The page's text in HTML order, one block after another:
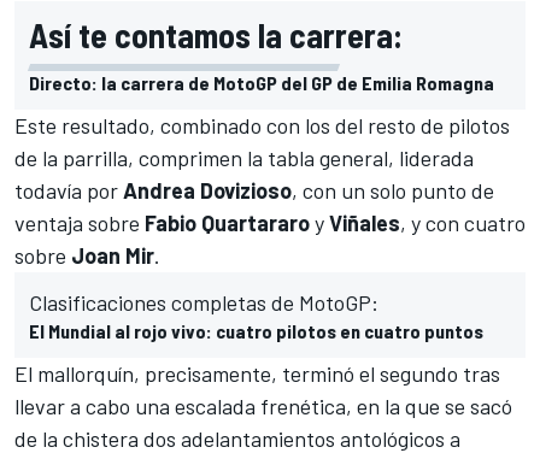
Así te contamos la carrera:
Directo: la carrera de MotoGP del GP de Emilia Romagna
Este resultado, combinado con los del resto de pilotos
de la parrilla, comprimen la tabla general, liderada
todavía porAndrea Dovizioso, con un solo punto de
ventaja sobre Fabio QuartararoyViñales, y con cuatro
sobre Joan Mir.
Clasificaciones completas de MotoGP:
El Mundial al rojo vivo: cuatro pilotos en cuatro puntos
El mallorquín, precisamente, terminó el segundo tras
llevar a cabo una escalada frenética, en la que se sacó
de la chistera dos adelantamientos antológicos a